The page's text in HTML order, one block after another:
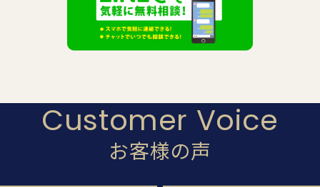
Customer Voice
お客様の声